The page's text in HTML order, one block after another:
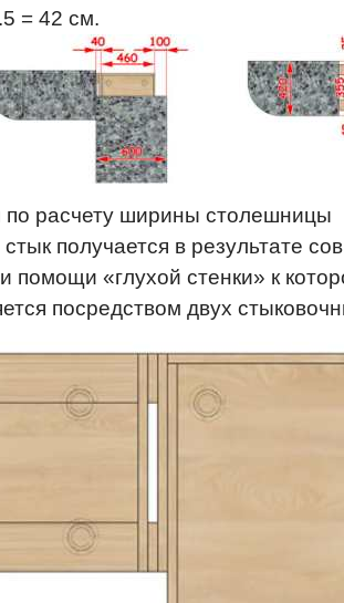
= 42 см.
по расчету ширины столешницы
получается в результате
помощи «глухой стенки» к
посредством двух